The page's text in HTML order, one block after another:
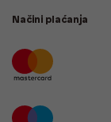
Načini plaćanja